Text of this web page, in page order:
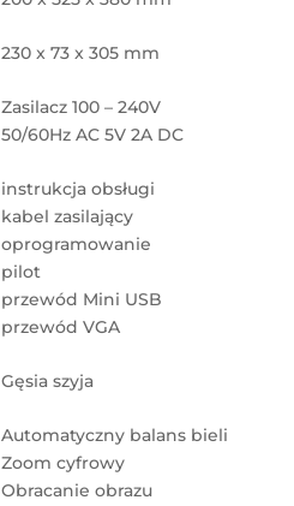
230 x 73 x 305 mm
Zasilacz 100 – 240V
50/60Hz AC 5V 2A DC
instrukcja obsługi
kabel zasilający
oprogramowanie
pilot
przewód Mini USB
przewód VGA
Gęsia szyja
Automatyczny balans bieli
Zoom cyfrowy
Obracanie obrazu